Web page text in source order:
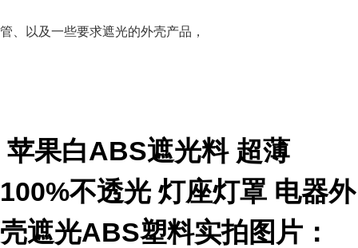
管、以及一些要求遮光的外壳产品，
苹果白ABS遮光料 超薄
100%不透光 灯座灯罩 电器外
壳遮光ABS塑料实拍图片：